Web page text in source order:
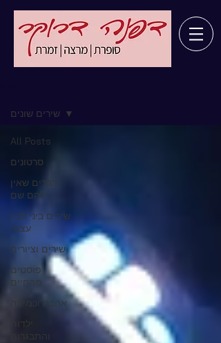
All Posts
סרטונים
דברים שאין
להם שם
שירים ביני לבין
עצמי
שירים וציורים
פוסטים
מהחיים
אהבה וכמיהה
ילדות
והתבגרות
שירים שונים